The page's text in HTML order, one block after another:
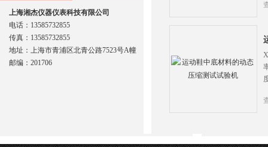
上海湘杰仪器仪表科技有限公司
电话：13585732855
传真：13585732855
地址：上海市青浦区北青公路7523号A幢
邮编：201706